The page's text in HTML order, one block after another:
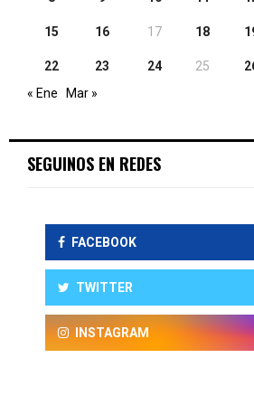
15 16 17 18
22 23 24 25
« Ene
Mar »
SEGUINOS EN REDES
FACEBOOK
TWITTER
INSTAGRAM